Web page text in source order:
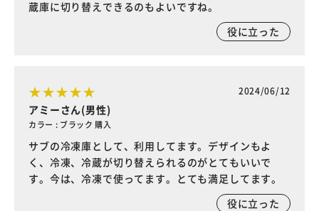
蔵庫に切り替えできるのもよいですね。
役に立った
2024/06/12
アミーさん(男性)
カラー : ブラック 購入
サブの冷凍庫として、利用してます。デザインもよ
く、冷凍、冷蔵が切り替えられるのがとてもいいで
す。今は、冷凍で使ってます。とても満足してます。
役に立った